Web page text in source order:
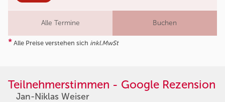
Alle Termine Buchen
* Alle Preise verstehen sich inkl.MwSt
Teilnehmerstimmen - Google Rezension
Jan-Niklas Weiser